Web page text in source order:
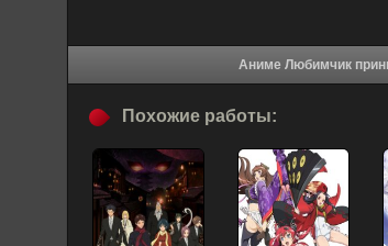
Похожие работы: